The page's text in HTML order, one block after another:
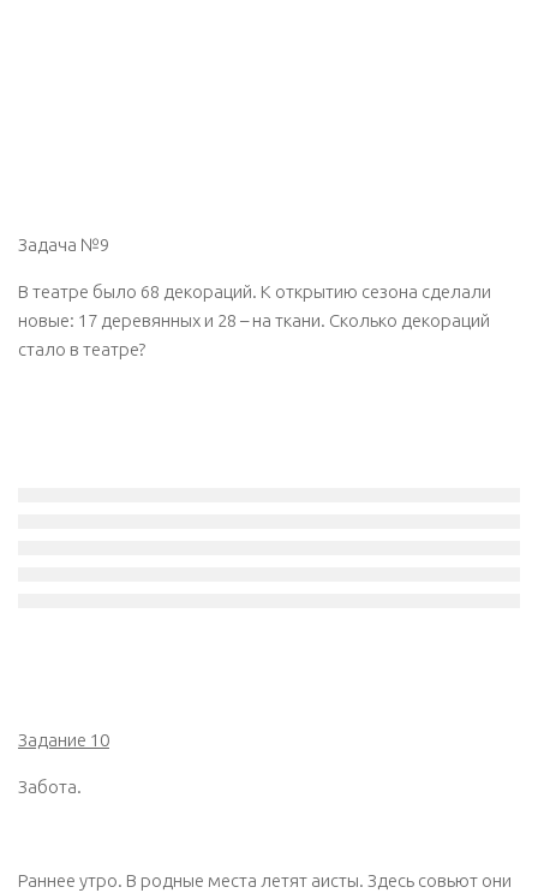
Задача №9
В театре было 68 декораций. К открытию сезона сделали
новые: 17 деревянных и 28 – на ткани. Сколько декораций
стало в театре?
Задание 10
Забота.
Раннее утро. В родные места летят аисты. Здесь совьют они